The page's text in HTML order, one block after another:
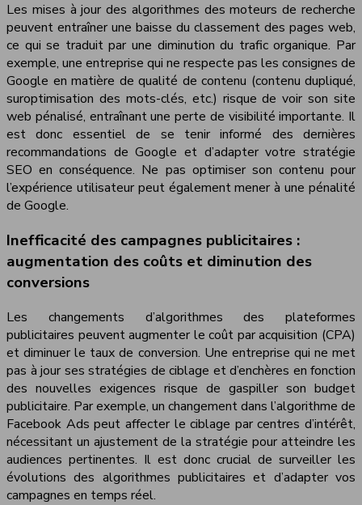
Les mises à jour des algorithmes des moteurs de recherche
peuvent entraîner une baisse du classement des pages web,
ce qui se traduit par une diminution du trafic organique. Par
exemple, une entreprise qui ne respecte pas les consignes de
Google en matière de qualité de contenu (contenu dupliqué,
suroptimisation des mots-clés, etc.) risque de voir son site
web pénalisé, entraînant une perte de visibilité importante. Il
est donc essentiel de se tenir informé des dernières
recommandations de Google et d’adapter votre stratégie
SEO en conséquence. Ne pas optimiser son contenu pour
l’expérience utilisateur peut également mener à une pénalité
de Google.
Inefficacité des campagnes publicitaires :
augmentation des coûts et diminution des
conversions
Les changements d’algorithmes des plateformes
publicitaires peuvent augmenter le coût par acquisition (CPA)
et diminuer le taux de conversion. Une entreprise qui ne met
pas à jour ses stratégies de ciblage et d’enchères en fonction
des nouvelles exigences risque de gaspiller son budget
publicitaire. Par exemple, un changement dans l’algorithme de
Facebook Ads peut affecter le ciblage par centres d’intérêt,
nécessitant un ajustement de la stratégie pour atteindre les
audiences pertinentes. Il est donc crucial de surveiller les
évolutions des algorithmes publicitaires et d’adapter vos
campagnes en temps réel.